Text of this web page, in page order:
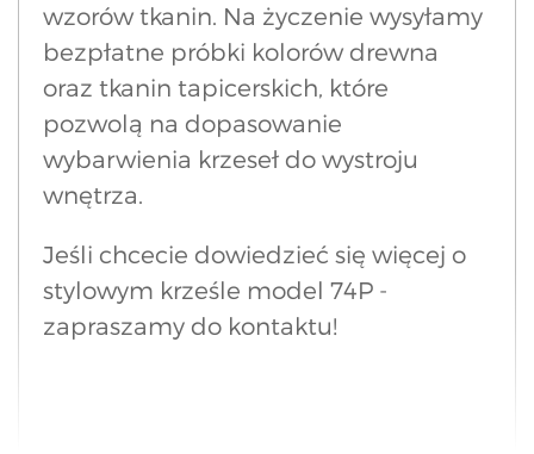
wzorów tkanin. Na życzenie wysyłamy
bezpłatne próbki kolorów drewna
oraz tkanin tapicerskich, które
pozwolą na dopasowanie
wybarwienia krzeseł do wystroju
wnętrza.
Jeśli chcecie dowiedzieć się więcej o
stylowym krześle model 74P -
zapraszamy do kontaktu!